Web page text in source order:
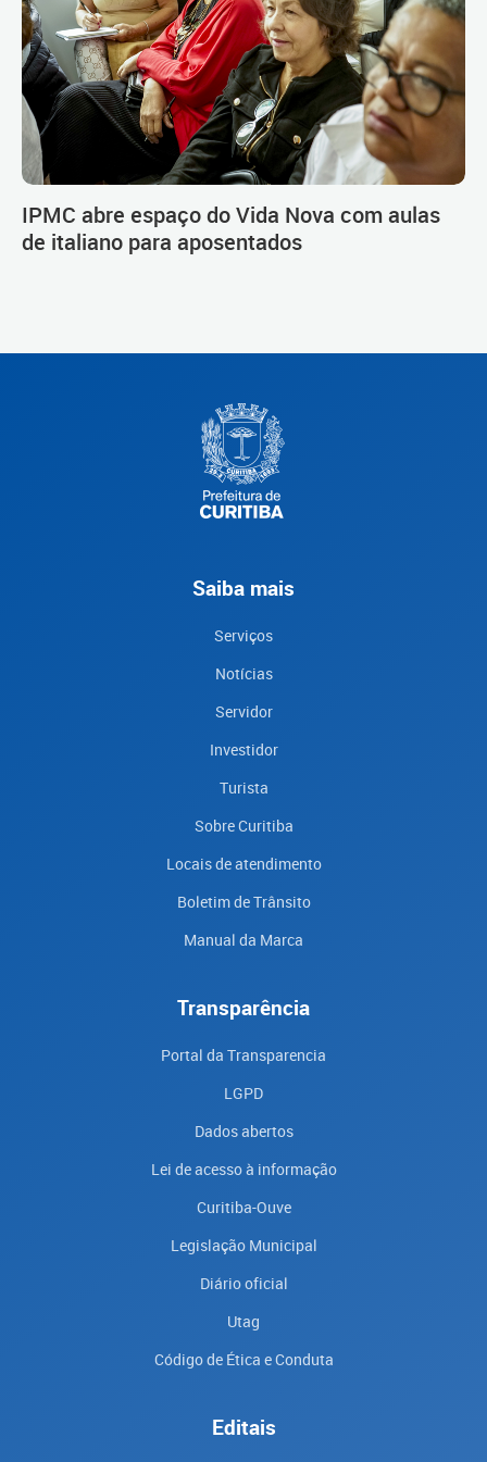
IPMC abre espaço do Vida Nova com aulas
de italiano para aposentados
Saiba mais
Serviços
Notícias
Servidor
Investidor
Turista
Sobre Curitiba
Locais de atendimento
Boletim de Trânsito
Manual da Marca
Transparência
Portal da Transparencia
LGPD
Dados abertos
Lei de acesso à informação
Curitiba-Ouve
Legislação Municipal
Diário oficial
Utag
Código de Ética e Conduta
Editais